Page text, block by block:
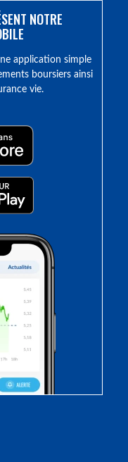
NOTRE
application simple
boursiers ainsi
vie.